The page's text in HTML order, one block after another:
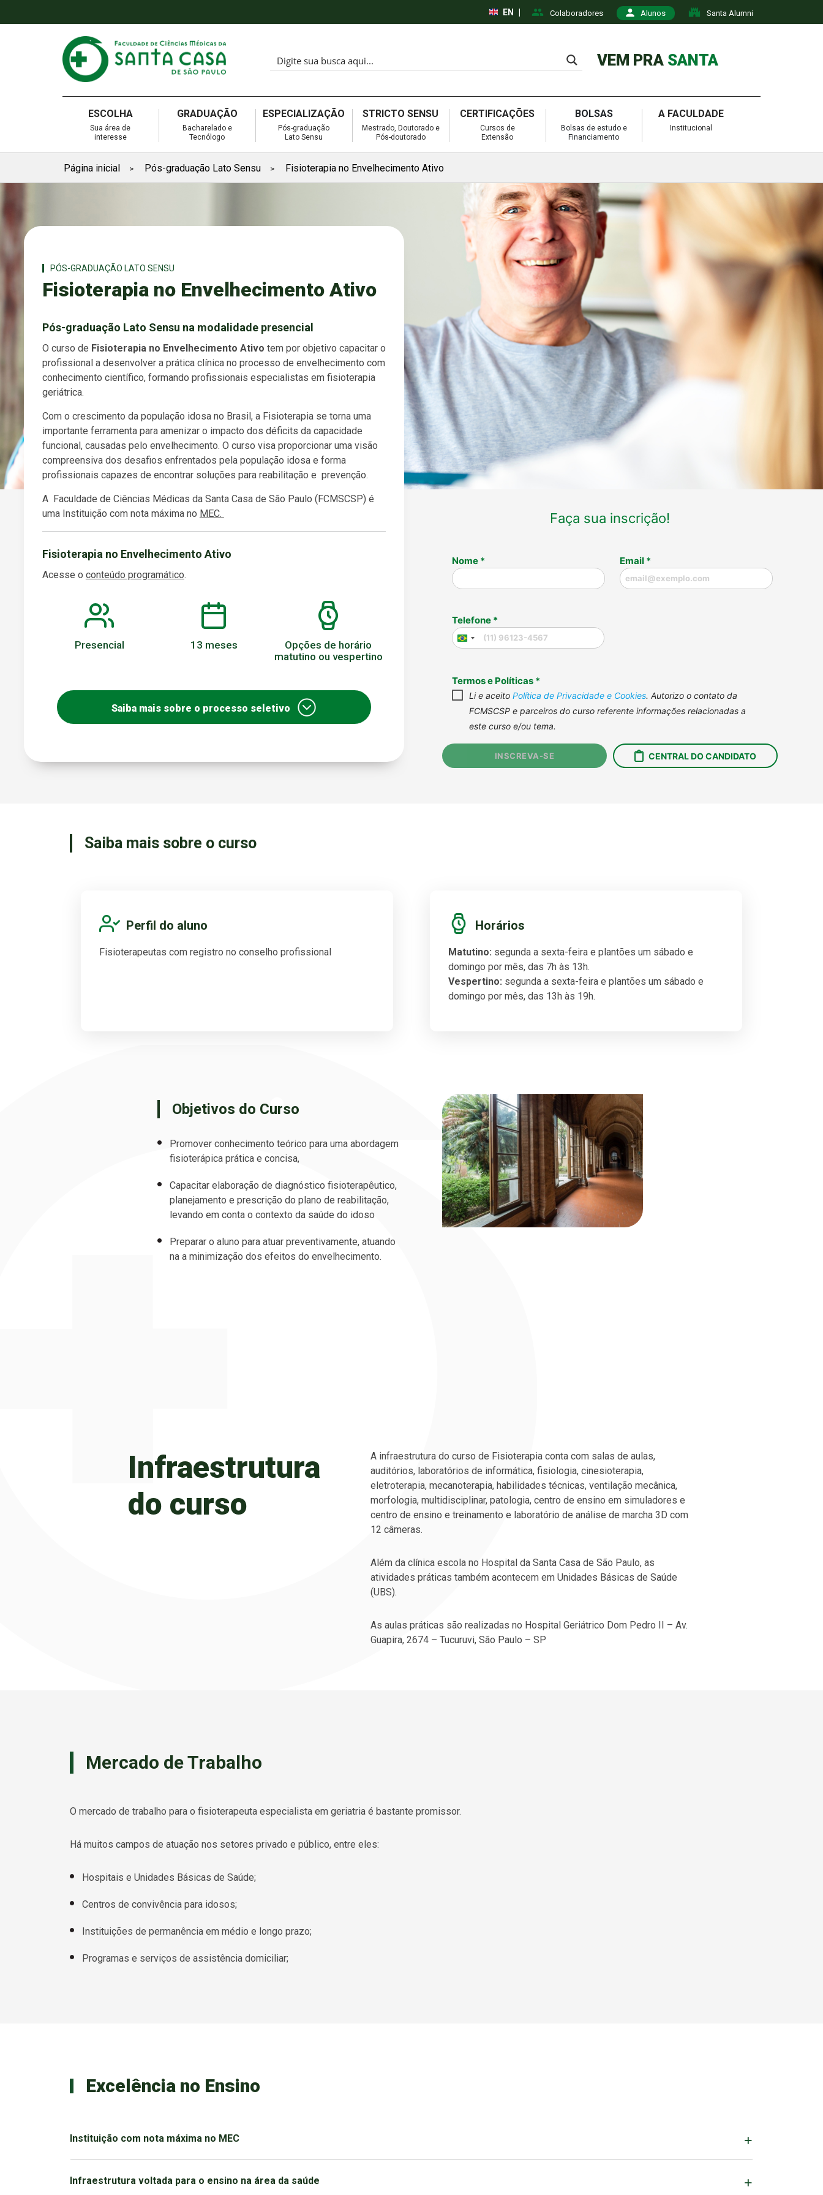
Colaboradores Alunos Santa Alumni
EN
VEM PRA SANTA
ESCOLHA
Sua área de
interesse
GRADUAÇÃO
Bacharelado e
Tecnólogo
ESPECIALIZAÇÃO
Pós-graduação
Lato Sensu
STRICTO SENSU
Mestrado, Doutorado e
Pós-doutorado
CERTIFICAÇÕES
Cursos de
Extensão
BOLSAS
Bolsas de estudo e
Financiamento
A FACULDADE
Institucional
Página inicial > Pós-graduação Lato Sensu > Fisioterapia no Envelhecimento Ativo
PÓS-GRADUAÇÃO LATO SENSU
Fisioterapia no Envelhecimento Ativo
Pós-graduação Lato Sensu na modalidade presencial
O curso de Fisioterapia no Envelhecimento Ativo tem por objetivo capacitar o
profissional a desenvolver a prática clínica no processo de envelhecimento com
conhecimento científico, formando profissionais especialistas em fisioterapia
geriátrica.
Com o crescimento da população idosa no Brasil, a Fisioterapia se torna uma
importante ferramenta para amenizar o impacto dos déficits da capacidade
funcional, causadas pelo envelhecimento. O curso visa proporcionar uma visão
compreensiva dos desafios enfrentados pela população idosa e forma
profissionais capazes de encontrar soluções para reabilitação e prevenção.
A Faculdade de Ciências Médicas da Santa Casa de São Paulo (FCMSCSP) é
uma Instituição com nota máxima no MEC.
Fisioterapia no Envelhecimento Ativo
Acesse o conteúdo programático.
Presencial 13 meses
Opções de horário
matutino ou vespertino
Saiba mais sobre o processo seletivo
Saiba mais sobre o curso
Perfil do aluno
Fisioterapeutas com registro no conselho profissional
Horários
Matutino: segunda a sexta-feira e plantões um sábado e
domingo por mês, das 7h às 13h.
Vespertino: segunda a sexta-feira e plantões um sábado e
domingo por mês, das 13h às 19h.
Objetivos do Curso
Promover conhecimento teórico para uma abordagem
fisioterápica prática e concisa,
Capacitar elaboração de diagnóstico fisioterapêutico,
planejamento e prescrição do plano de reabilitação,
levando em conta o contexto da saúde do idoso
Preparar o aluno para atuar preventivamente, atuando
na a minimização dos efeitos do envelhecimento.
Infraestrutura
do curso
A infraestrutura do curso de Fisioterapia conta com salas de aulas,
auditórios, laboratórios de informática, fisiologia, cinesioterapia,
eletroterapia, mecanoterapia, habilidades técnicas, ventilação mecânica,
morfologia, multidisciplinar, patologia, centro de ensino em simuladores e
centro de ensino e treinamento e laboratório de análise de marcha 3D com
12 câmeras.
Além da clínica escola no Hospital da Santa Casa de São Paulo, as
atividades práticas também acontecem em Unidades Básicas de Saúde
(UBS).
As aulas práticas são realizadas no Hospital Geriátrico Dom Pedro II – Av.
Guapira, 2674 – Tucuruvi, São Paulo – SP
Mercado de Trabalho
O mercado de trabalho para o fisioterapeuta especialista em geriatria é bastante promissor.
Há muitos campos de atuação nos setores privado e público, entre eles:
Hospitais e Unidades Básicas de Saúde;
Centros de convivência para idosos;
Instituições de permanência em médio e longo prazo;
Programas e serviços de assistência domiciliar;
Excelência no Ensino
Instituição com nota máxima no MEC
Infraestrutura voltada para o ensino na área da saúde